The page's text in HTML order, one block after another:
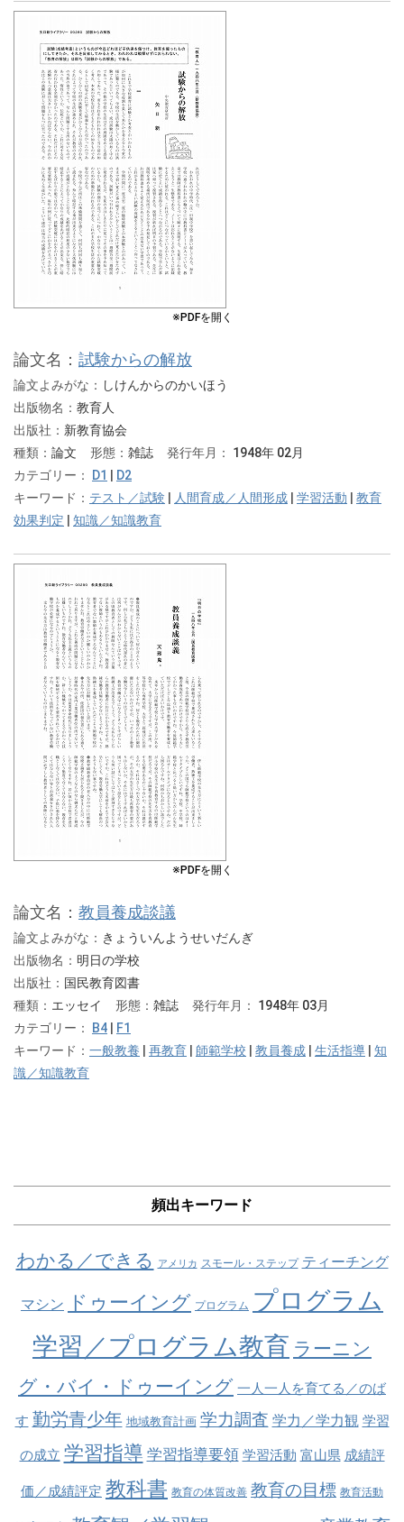
※PDFを開く
論文名： 試験からの解放
論文よみがな： しけんからのかいほう
出版物名： 教育人
出版社： 新教育協会
種類： 論文 形態： 雑誌 発行年月：
1948年 02月
カテゴリー：
D1
D2
キーワード： テスト／試験 人間育成／人間形成 学習活動
教育
効果判定
知識／知識教育
※PDFを開く
論文名： 教員養成談議
論文よみがな： きょういんようせいだんぎ
出版物名： 明日の学校
出版社： 国民教育図書
種類： エッセイ 形態： 雑誌 発行年月：
1948年 03月
カテゴリー：
B4
F1
キーワード： 一般教養 再教育 師範学校 教員養成 生活指導
知
識／知識教育
頻出キーワード
わかる／できる アメリカ スモール・ステップ ティーチング
マシン ドゥーイング プログラム プログラム
学習／プログラム教育 ラーニン
グ・バイ・ドゥーイング 一人一人を育てる／のば
す 勤労青少年 地域教育計画 学力調査 学力／学力観 学習
の成立 学習指導 学習指導要領 学習活動 富山県 成績評
価／成績評定 教科書 教育の体質改善 教育の目標 教育活動